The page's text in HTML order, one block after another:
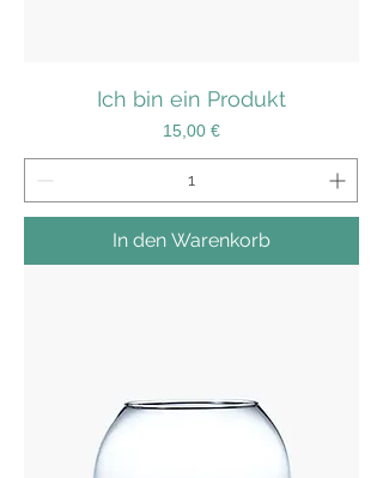
Ich bin ein Produkt
Preis
15,00 €
In den Warenkorb